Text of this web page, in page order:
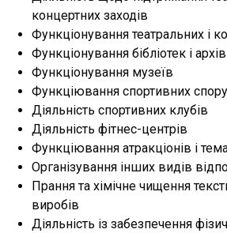
концертних заходів
Функціонування театральних і
Функціонування бібліотек і
Функціонування музеїв
Функціювання спортивних
Діяльність спортивних клубів
Діяльність фітнес-центрів
Функціювання атракціонів і
Організування інших видів
Прання та хімічне чищення
виробів
Діяльність із забезпечення